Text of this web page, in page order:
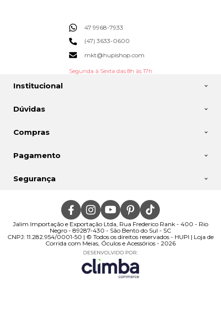
Institucional
Dúvidas
Compras
47 9968-7933
(47) 3633-0600
mkt@hupishop.com
Segunda à Sexta das 8h às 17h
Pagamento
Segurança
Jalim Importação e Exportação Ltda, Rua Frederico Rank - 400 - Rio
Negro - 89287-430 - São Bento do Sul - SC
CNPJ: 11.282.954/0001-50 | © Todos os direitos reservados - HUPI | Loja de
Corrida com Meias, Óculos e Acessórios - 2026